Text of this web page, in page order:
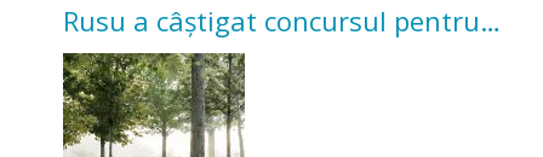
Rusu a câștigat concursul pentru
transformarea Grădinii Casei
Universitarilor